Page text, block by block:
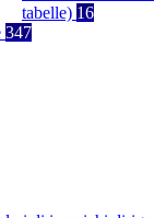
tabelle) 16
347